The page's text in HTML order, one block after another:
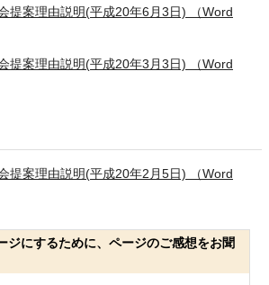
提案理由説明(平成20年6月3日) （Word
提案理由説明(平成20年3月3日) （Word
提案理由説明(平成20年2月5日) （Word
ジにするために、ページのご感想をお聞